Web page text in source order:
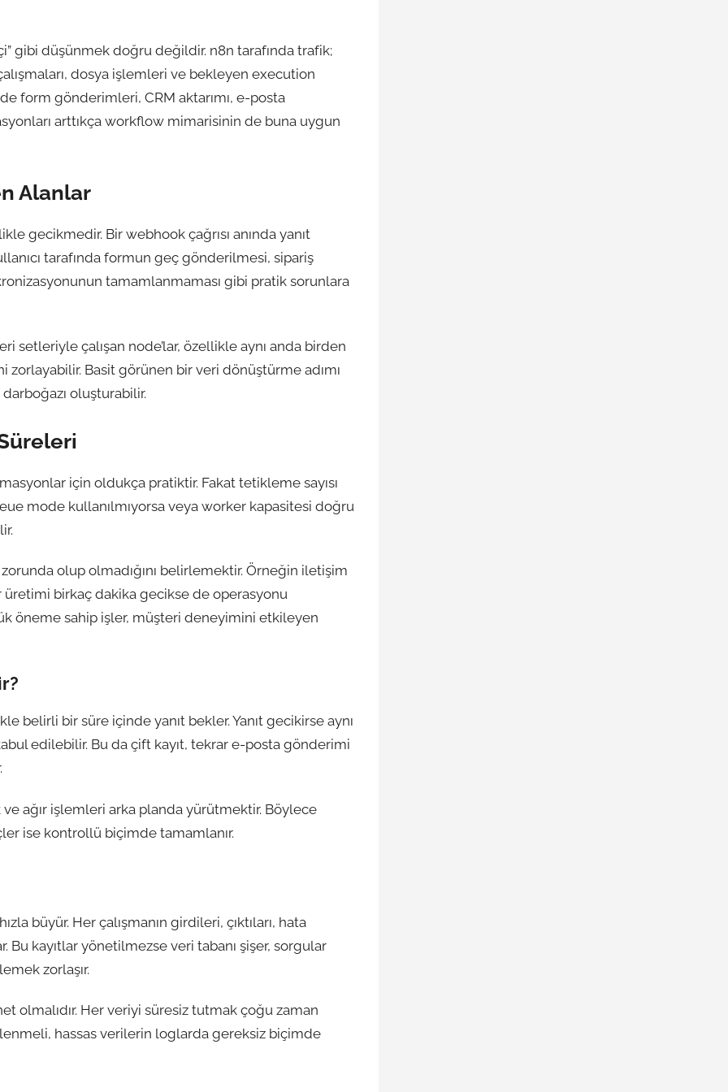
gibi düşünmek doğru değildir. n8n tarafında trafik;
dosya işlemleri ve bekleyen execution
form gönderimleri, CRM aktarımı, e-posta
arttıkça workflow mimarisinin de buna uygun
Alanlar
gecikmedir. Bir webhook çağrısı anında yanıt
tarafında formun geç gönderilmesi, sipariş
tamamlanmaması gibi pratik sorunlara
setleriyle çalışan node’lar, özellikle aynı anda birden
zorlayabilir. Basit görünen bir veri dönüştürme adımı
oluşturabilir.
için oldukça pratiktir. Fakat tetikleme sayısı
mode kullanılmıyorsa veya worker kapasitesi doğru
zorunda olup olmadığını belirlemektir. Örneğin iletişim
üretimi birkaç dakika gecikse de operasyonu
öneme sahip işler, müşteri deneyimini etkileyen
belirli bir süre içinde yanıt bekler. Yanıt gecikirse aynı
edilebilir. Bu da çift kayıt, tekrar e-posta gönderimi
ve ağır işlemleri arka planda yürütmektir. Böylece
ise kontrollü biçimde tamamlanır.
büyür. Her çalışmanın girdileri, çıktıları, hata
Bu kayıtlar yönetilmezse veri tabanı şişer, sorgular
zorlaşır.
olmalıdır. Her veriyi süresiz tutmak çoğu zaman
hassas verilerin loglarda gereksiz biçimde